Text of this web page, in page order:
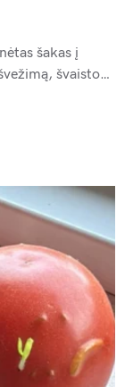
šakas į
švaisto…